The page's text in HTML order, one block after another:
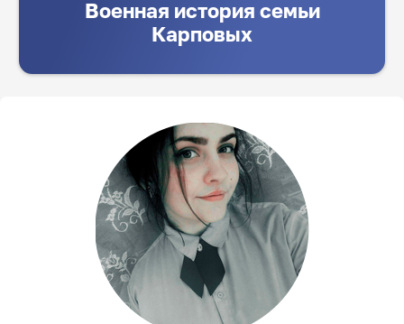
Военная история семьи
Карповых